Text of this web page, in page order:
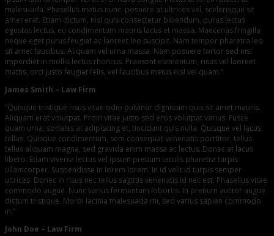
malesuada. Phasellus metus nunc, posuere at ultrices vel, scelerisque sit
amet erat. Etiam dictum, nisi quis consectetur bibendum, purus lectus
egestas lectus, eu condimentum mauris lacus et massa. Maecenas fringilla
neque eget purus feugiat ac laoreet leo suscipit. Nam tempor pharetra leo
sit amet faucibus. Aliquam vel urna massa. Nam posuere tortor sed nisl
imperdiet in mollis lectus rhoncus. Praesent elementum, risus vel laoreet
mattis, orci justo feugiat felis, vel faucibus metus nisl vel quam.”
James Smith – Law Firm
“Quisque tristique risus vitae odio pulvinar dignissim quis sit amet mauris.
Aliquam erat volutpat. Proin vitae justo sed eros volutpat varius. Fusce
quam urna, sodales at adipiscing et, tincidunt quis nulla. Quisque vel lacus
tellus. Quisque condimentum, sem consequat venenatis porttitor, tellus
tellus aliquam magna, sed gravida enim massa ac lectus. Donec at lacus
libero. Etiam viverra lectus vel ipsum pretium iaculis pharetra turpis
ullamcorper. Suspendisse in lorem lorem. In id velit id turpis semper
ultrices. Donec in risus nec tellus sagittis venenatis id nec est. Phasellus vitae
commodo augue. Nunc varius fermentum lobortis. In pretium auctor augue
dictum tristique. Morbi lacinia malesuada mi, sed varius sapien commodo
in.”
John Doe – Law Firm